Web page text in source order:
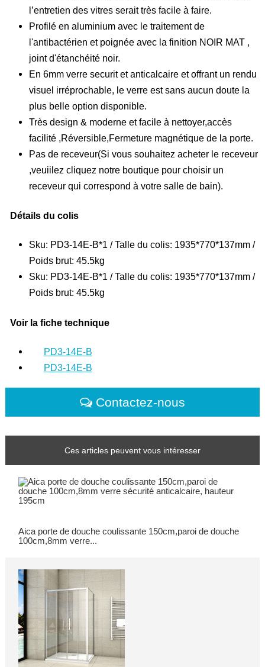
l’entretien des vitres serait très facile à faire.
Profilé en aluminium avec le traitement de
l'antibactérien et poignée avec la finition NOIR MAT ,
joint d'étanchéité noir.
En 6mm verre securit et anticalcaire et offrant un rendu
visuel irréprochable, le verre est sans aucun doute la
plus belle option disponible.
Très design & moderne et facile à nettoyer,accès
facilité ,Réversible,Fermeture magnétique de la porte.
Pas de receveur(Si vous souhaitez acheter le receveur
,veuiilez cliquez notre boutique pour choisir un
receveur qui correspond à votre salle de bain).
Détails du colis
Sku: PD3-14E-B*1 / Talle du colis: 1935*770*137mm /
Poids brut: 45.5kg
Sku: PD3-14E-B*1 / Talle du colis: 1935*770*137mm /
Poids brut: 45.5kg
Voir la fiche technique
PD3-14E-B
PD3-14E-B
Contactez-nous
Ces articles peuvent vous intéresser
Aica porte de douche coulissante 150cm,paroi de douche
100cm,8mm verre...